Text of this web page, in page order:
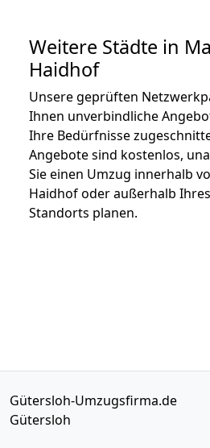
Weitere Städte in
Haidhof
Unsere geprüften
Ihnen unverbindliche
Ihre Bedürfnisse
Angebote sind kostenlos,
Sie einen Umzug innerhalb
Haidhof oder außerhalb
Standorts planen.
Gütersloh-Umzugsfirma.de
Gütersloh